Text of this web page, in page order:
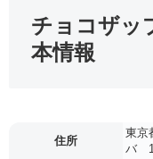
チョコザッ
本情報
住所
東京
バ